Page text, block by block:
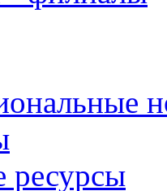
ресурсы